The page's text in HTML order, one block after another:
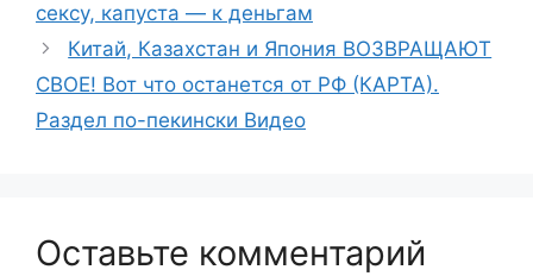
сексу, капуста — к деньгам
Китай, Казахстан и Япония ВОЗВРАЩАЮТ
СВОЕ! Вот что останется от РФ (КАРТА).
Раздел по-пекински Видео
Оставьте комментарий